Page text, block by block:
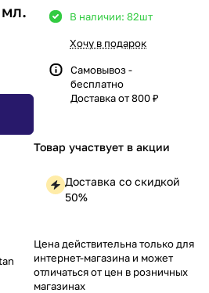
В наличии: 82шт
Хочу в подарок
Самовывоз -
бесплатно
Доставка от 800 ₽
Товар участвует в акции
Доставка со скидкой
50%
Цена действительна только для
интернет-магазина и может
отличаться от цен в розничных
магазинах